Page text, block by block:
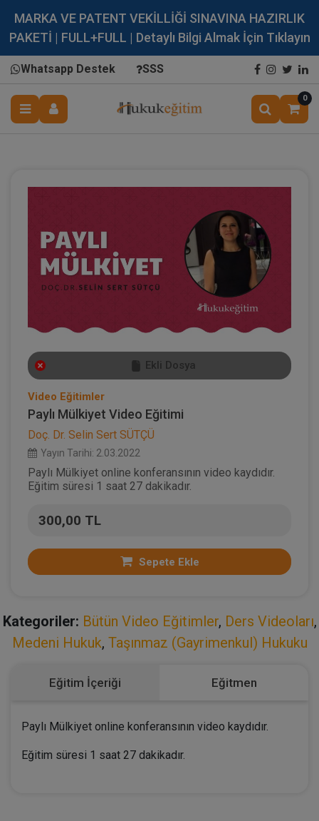
MARKA VE PATENT VEKİLLİĞİ SINAVINA HAZIRLIK
PAKETİ | FULL+FULL | Detaylı Bilgi Almak İçin Tıklayın
Whatsapp Destek SSS
0
Ekli Dosya
Video Eğitimler
Paylı Mülkiyet Video Eğitimi
Doç. Dr. Selin Sert SÜTÇÜ
Yayın Tarihi: 2.03.2022
Paylı Mülkiyet online konferansının video kaydıdır.
Eğitim süresi 1 saat 27 dakikadır.
300,00 TL
Sepete Ekle
Kategoriler: Bütün Video Eğitimler, Ders Videoları,
Medeni Hukuk, Taşınmaz (Gayrimenkul) Hukuku
Eğitim İçeriği Eğitmen
Paylı Mülkiyet online konferansının video kaydıdır.
Eğitim süresi 1 saat 27 dakikadır.